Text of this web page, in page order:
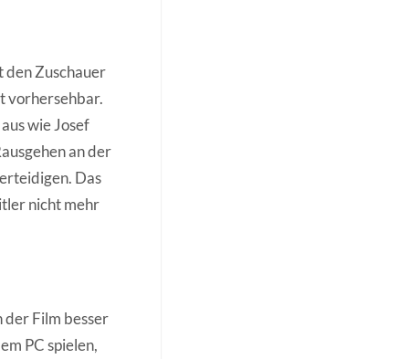
den Zuschauer
vorhersehbar.
wie Josef
an der
Das
nicht mehr
der Film besser
PC spielen,